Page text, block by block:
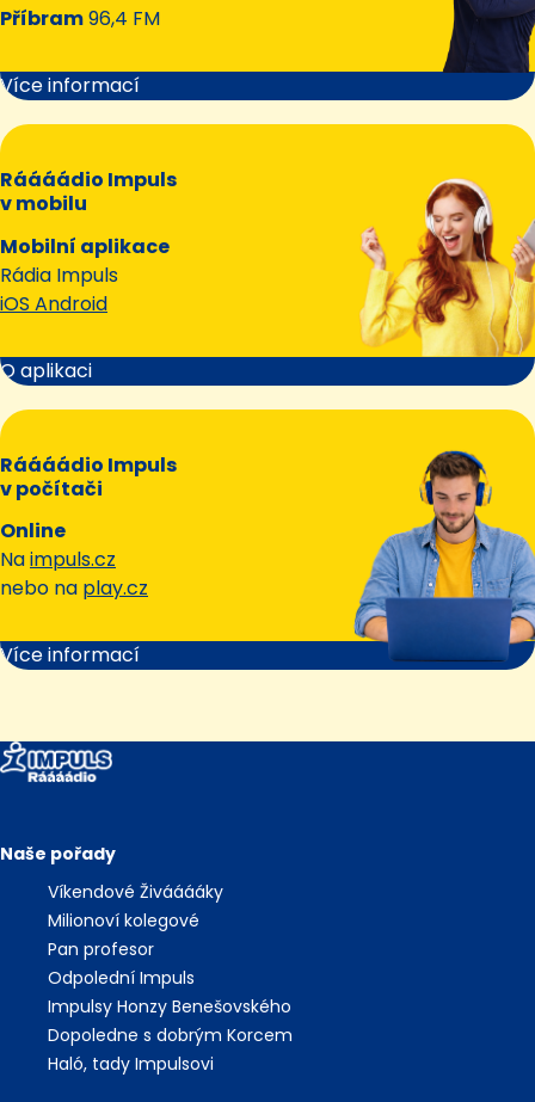
Příbram96,4 FM
Více informací
Ráááádio Impuls
v mobilu
Mobilní aplikace
Rádia Impuls
iOS Android
O aplikaci
Ráááádio Impuls
v počítači
Online
Naimpuls.cz
nebo na play.cz
Více informací
Naše pořady
Víkendové Živááááky
Milionoví kolegové
Pan profesor
Odpolední Impuls
Impulsy Honzy Benešovského
Dopoledne s dobrým Korcem
Haló, tady Impulsovi